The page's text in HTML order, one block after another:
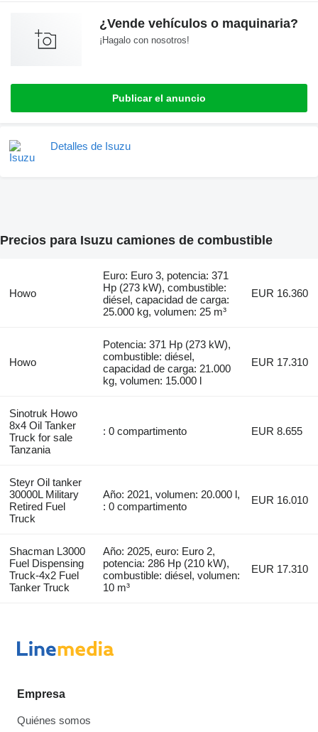
¿Vende vehículos o maquinaria?
¡Hagalo con nosotros!
Publicar el anuncio
Detalles de Isuzu
Precios para Isuzu camiones de combustible
Howo
Euro: Euro 3, potencia: 371
Hp (273 kW), combustible:
diésel, capacidad de carga:
25.000 kg, volumen: 25 m³
EUR 16.360
Howo
Potencia: 371 Hp (273 kW),
combustible: diésel,
capacidad de carga: 21.000
kg, volumen: 15.000 l
EUR 17.310
Sinotruk Howo
8x4 Oil Tanker
Truck for sale
Tanzania
: 0 compartimento EUR 8.655
Steyr Oil tanker
30000L Military
Retired Fuel
Truck
Año: 2021, volumen: 20.000 l,
: 0 compartimento
EUR 16.010
Shacman L3000
Fuel Dispensing
Truck-4x2 Fuel
Tanker Truck
Año: 2025, euro: Euro 2,
potencia: 286 Hp (210 kW),
combustible: diésel, volumen:
10 m³
EUR 17.310
Empresa
Quiénes somos